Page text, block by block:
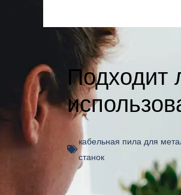
Подходит
кабельная пила для
станок